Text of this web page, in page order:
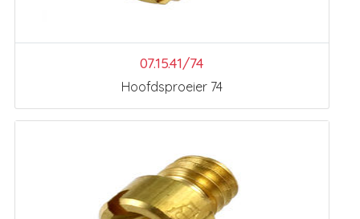
07.15.41/74
Hoofdsproeier 74